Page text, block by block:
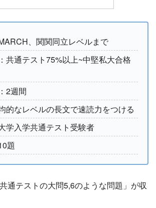
、関関同立レベルまで
共通テスト75%以上~中堅私大合格
2週間
的なレベルの長文で速読力をつける
学入学共通テスト受験者
題
通テストの大問5,6のような問題」が収